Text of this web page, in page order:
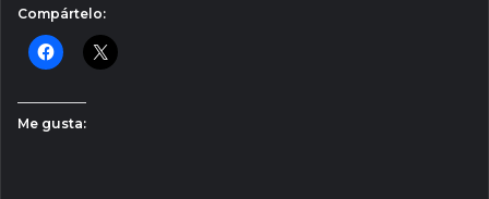
Compártelo:
Me gusta: